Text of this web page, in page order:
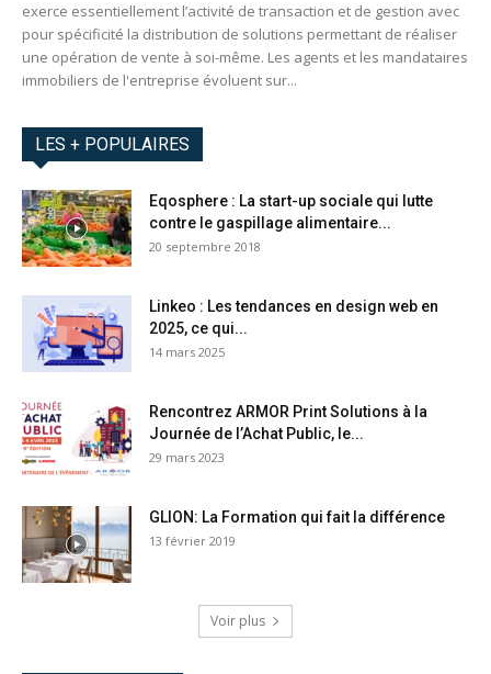
exerce essentiellement l’activité de transaction et de gestion avec
pour spécificité la distribution de solutions permettant de réaliser
une opération de vente à soi-même. Les agents et les mandataires
immobiliers de l'entreprise évoluent sur...
LES + POPULAIRES
Eqosphere : La start-up sociale qui lutte
contre le gaspillage alimentaire...
20 septembre 2018
Linkeo : Les tendances en design web en
2025, ce qui...
14 mars 2025
Rencontrez ARMOR Print Solutions à la
Journée de l’Achat Public, le...
29 mars 2023
GLION: La Formation qui fait la différence
13 février 2019
Voir plus